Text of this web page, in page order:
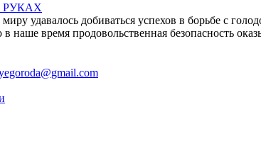
удавалось добиваться успехов в борьбе с
время продовольственная безопасность